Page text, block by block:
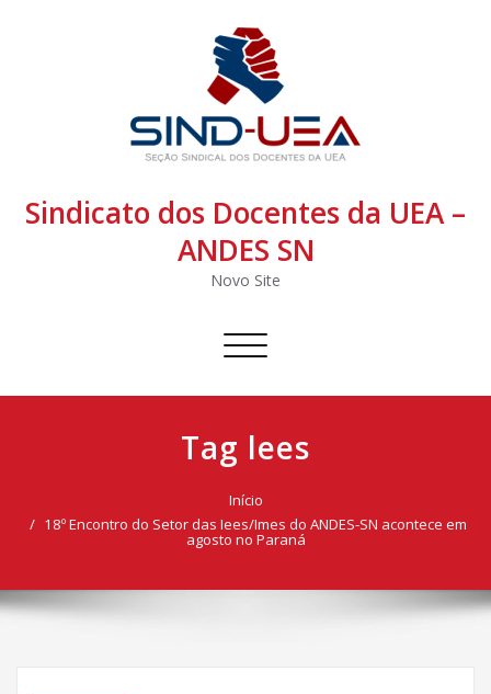
Sindicato dos Docentes da UEA –
ANDES SN
Novo Site
Alternar
Tag lees
Início
18º Encontro do Setor das Iees/Imes do ANDES-SN acontece em
agosto no Paraná